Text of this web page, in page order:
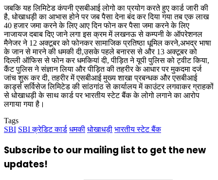
जबकि यह लिमिटेड कंपनी एसबीआई लोगो का प्रयोग करते हुए कार्ड जारी की
है, धोखाधड़ी का आभास होने पर जब पैसा देना बंद कर दिया गया तब एक लाख
40 हजार जमा करने के लिए आए दिन फोन कर पैसा जमा करने के लिए
नाजायज दबाब दिए जाने लगा इस क्रम में लखनऊ से कम्पनी के ऑपरेशनल
मैनेजर ने 12 अक्टूबर को फोनकर सामाजिक प्रतिष्ठा धूमिल करने,अभद्र भाषा
के जान से मारने की धमकी दी,उसके पहले बनारस से और 13 अक्टूबर को
दिल्ली ऑफिस से फोन कर धमकियां दी, पीड़ित ने यूपी पुलिस को ट्वीट किया,
कैंट पुलिस ने संज्ञान लिया और पीड़ित की तहरीर के आधार पर मुकदमा दर्ज
जांच शुरू कर दी, तहरीर में एसबीआई मुख्य शाखा प्रबन्धक और एसबीआई
कार्ड्स सर्विसेज लिमिटेड की सांठगांठ से कार्यालय में काउंटर लगवाकर ग्राहकों
से धोखाधड़ी के साथ कार्ड पर भारतीय स्टेट बैंक के लोगो लगाने का आरोप
लगाया गया है।
Tags
SBI SBI क्रेडिट कार्ड धमकी धोखाधड़ी भारतीय स्टेट बैंक
Subscribe to our mailing list to get the new
updates!